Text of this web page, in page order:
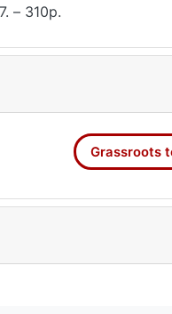
– 310p.
Grassroots